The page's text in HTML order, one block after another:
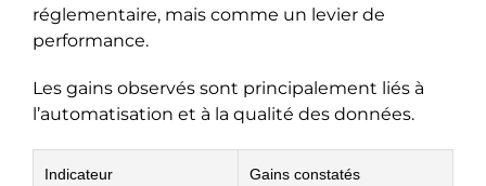
réglementaire, mais comme un levier de
performance.
Les gains observés sont principalement liés à
l’automatisation et à la qualité des données.
Indicateur Gains constatés